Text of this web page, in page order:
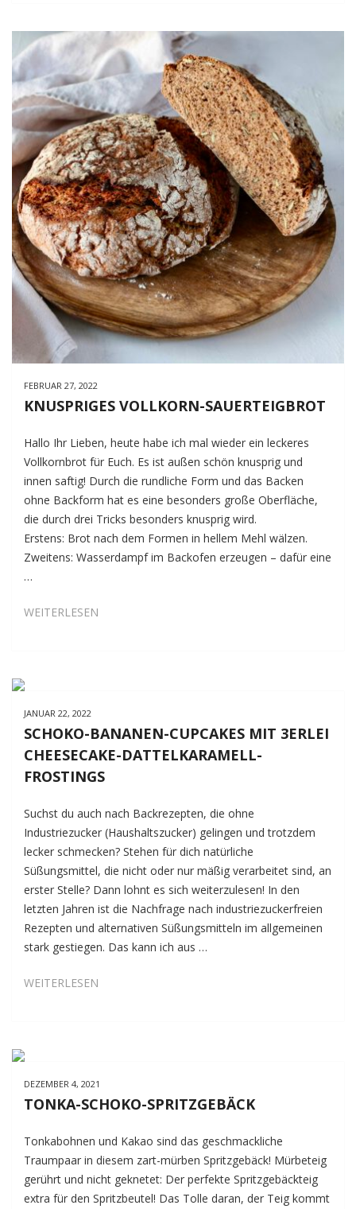
FRÜHLINGSKRÄUTERN
FEBRUAR 27, 2022
KNUSPRIGES VOLLKORN-SAUERTEIGBROT
Hallo Ihr Lieben, heute habe ich mal wieder ein leckeres
Vollkornbrot für Euch. Es ist außen schön knusprig und
innen saftig! Durch die rundliche Form und das Backen
ohne Backform hat es eine besonders große Oberfläche,
die durch drei Tricks besonders knusprig wird.
Erstens: Brot nach dem Formen in hellem Mehl wälzen.
Zweitens: Wasserdampf im Backofen erzeugen – dafür eine
…
WEITERLESEN
JANUAR 22, 2022
SCHOKO-BANANEN-CUPCAKES MIT 3ERLEI
CHEESECAKE-DATTELKARAMELL-
FROSTINGS
Suchst du auch nach Backrezepten, die ohne
Industriezucker (Haushaltszucker) gelingen und trotzdem
lecker schmecken? Stehen für dich natürliche
Süßungsmittel, die nicht oder nur mäßig verarbeitet sind, an
erster Stelle? Dann lohnt es sich weiterzulesen! In den
letzten Jahren ist die Nachfrage nach industriezuckerfreien
Rezepten und alternativen Süßungsmitteln im allgemeinen
stark gestiegen. Das kann ich aus …
WEITERLESEN
CHEESECAKE-
DATTELKARAMELL-
DEZEMBER 4, 2021
TONKA-SCHOKO-SPRITZGEBÄCK
Tonkabohnen und Kakao sind das geschmackliche
Traumpaar in diesem zart-mürben Spritzgebäck! Mürbeteig
gerührt und nicht geknetet: Der perfekte Spritzgebäckteig
extra für den Spritzbeutel! Das Tolle daran, der Teig kommt